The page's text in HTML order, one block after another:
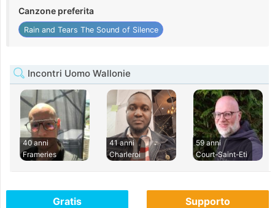
Canzone preferita
Rain and Tears The Sound of Silence
Incontri Uomo Wallonie
40 anni
Frameries
41 anni
Charleroi
59 anni
Court-Saint-Eti
Gratis Supporto